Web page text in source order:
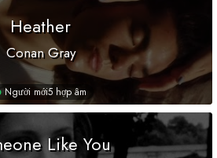
Heather
Conan Gray
Người mới5 hợp âm
Like You